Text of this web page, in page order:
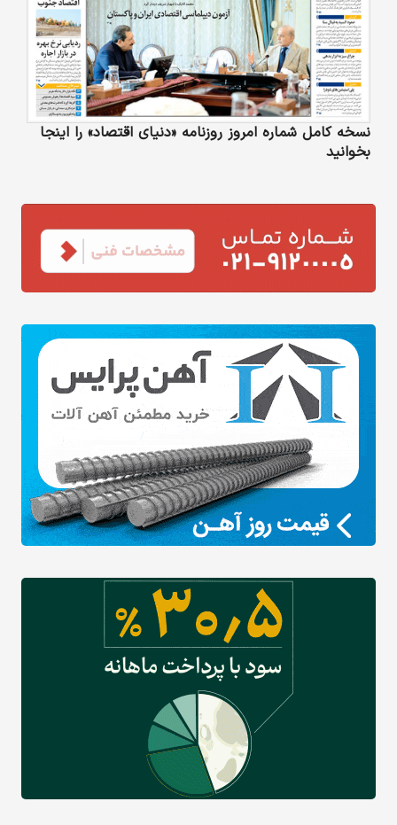
نسخه کامل شماره امروز روزنامه «دنیای‌ اقتصاد» را اینجا
بخوانید